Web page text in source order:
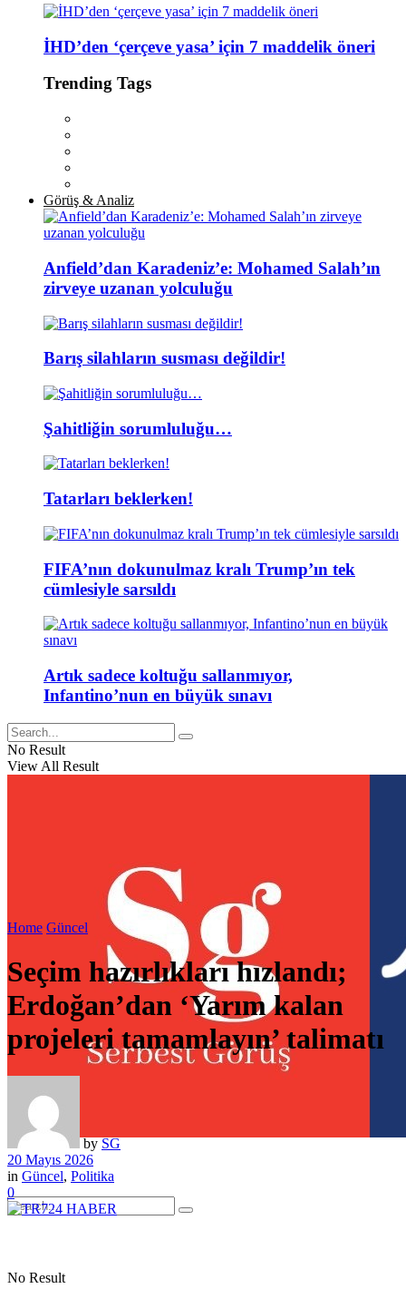
İHD’den ‘çerçeve yasa’ için 7 maddelik öneri
Trending Tags
Görüş & Analiz
Anfield’dan Karadeniz’e: Mohamed Salah’ın
zirveye uzanan yolculuğu
Barış silahların susması değildir!
Şahitliğin sorumluluğu…
Tatarları beklerken!
FIFA’nın dokunulmaz kralı Trump’ın tek
cümlesiyle sarsıldı
Artık sadece koltuğu sallanmıyor,
Infantino’nun en büyük sınavı
No Result
View All Result
No Result
Home Güncel
Seçim hazırlıkları hızlandı;
Erdoğan’dan ‘Yarım kalan
projeleri tamamlayın’ talimatı
by SG
20 Mayıs 2026
in Güncel, Politika
0